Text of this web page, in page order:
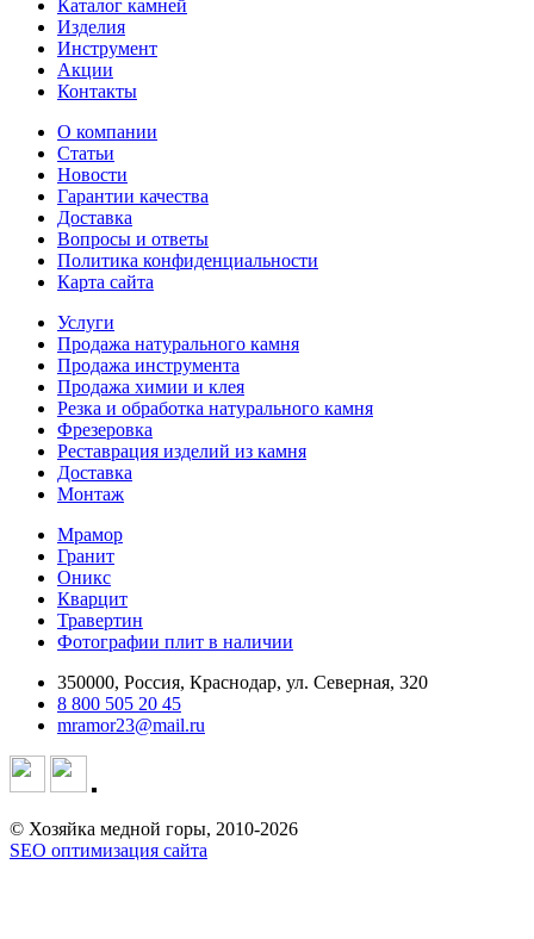
Каталог камней
Изделия
Инструмент
Акции
Контакты
О компании
Статьи
Новости
Гарантии качества
Доставка
Вопросы и ответы
Политика конфиденциальности
Карта сайта
Услуги
Продажа натурального камня
Продажа инструмента
Продажа химии и клея
Резка и обработка натурального камня
Фрезеровка
Реставрация изделий из камня
Доставка
Монтаж
Мрамор
Гранит
Оникс
Кварцит
Травертин
Фотографии плит в наличии
350000, Россия, Краснодар, ул. Северная, 320
8 800 505 20 45
mramor23@mail.ru
© Хозяйка медной горы, 2010-2026
SEO оптимизация сайта